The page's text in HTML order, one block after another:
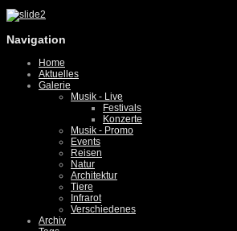
Navigation
Home
Aktuelles
Galerie
Musik - Live
Festivals
Konzerte
Musik - Promo
Events
Reisen
Natur
Architektur
Tiere
Infrarot
Verschiedenes
Archiv